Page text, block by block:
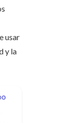
usar
y la